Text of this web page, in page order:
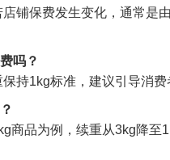
店铺保费发生变化，通常是
吗？
持1kg标准，建议引导消费
商品为例，续重从3kg降至